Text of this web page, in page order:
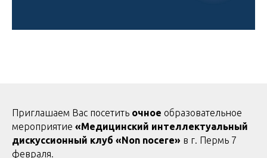
Приглашаем Вас посетить очное образовательное
мероприятие «Mедицинский интеллектуальный
дискуссионный клуб «Non nocere» в г. Пермь 7
февраля.